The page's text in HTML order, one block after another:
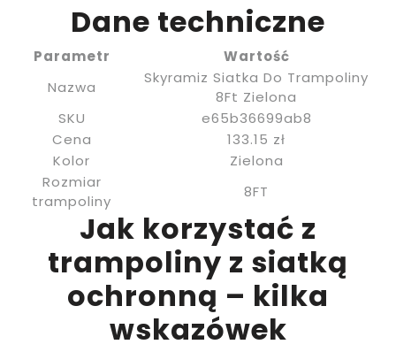
Dane techniczne
Parametr
Wartość
Nazwa
Skyramiz Siatka Do Trampoliny
8Ft Zielona
SKU
e65b36699ab8
Cena
133.15 zł
Kolor
Zielona
Rozmiar
trampoliny
8FT
Jak korzystać z
trampoliny z siatką
ochronną – kilka
wskazówek